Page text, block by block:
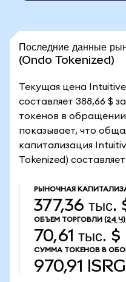
Последние данные
(Ondo Tokenized)
Текущая цена
составляет 388,66 $
токенов в обращении
показывает, что
капитализация
Tokenized)
РЫНОЧНАЯ
377,36 тыс.
ОБЪЕМ ТОРГОВЛИ (24 Ч)
70,61 тыс. $
СУММА ТОКЕНОВ В
970,91